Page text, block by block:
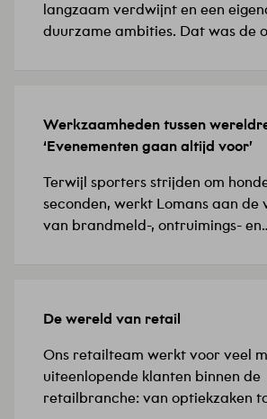
langzaam verdwijnt en een
duurzame ambities. Dat was de
waren verouderd en de
verwarmingsoplossing vroeg om
projectleider
doelt…
8 JULI 2026
Werkzaamheden tussen
‘Evenementen gaan altijd voor’
Terwijl sporters strijden om
seconden, werkt Lomans aan de
van brandmeld-, ontruimings- en
voortdurend moet anticiperen,
Richard.Omnisport Apeldoorn is
locatie in Nederland waar
wereldkampioenschappen
24 JUNI 2026
De wereld van retail
Ons retailteam werkt voor veel
uiteenlopende klanten binnen de
retailbranche: van optiekzaken